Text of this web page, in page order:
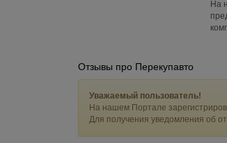
На
Отзывы про Перекупавто
Уважаемый пользователь!
На нашем Портале
Для получения уведомления об